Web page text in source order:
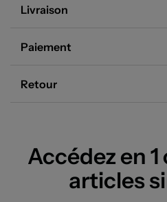
Livraison
Paiement
Retour
Accédez en
articles